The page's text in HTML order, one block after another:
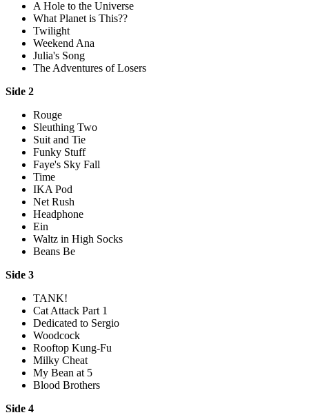
A Hole to the Universe
What Planet is This??
Twilight
Weekend Ana
Julia's Song
The Adventures of Losers
Side 2
Rouge
Sleuthing Two
Suit and Tie
Funky Stuff
Faye's Sky Fall
Time
IKA Pod
Net Rush
Headphone
Ein
Waltz in High Socks
Beans Be
Side 3
TANK!
Cat Attack Part 1
Dedicated to Sergio
Woodcock
Rooftop Kung-Fu
Milky Cheat
My Bean at 5
Blood Brothers
Side 4